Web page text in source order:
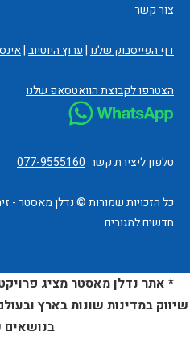
צור קשר
דף הפייסבוק שלנו|ערוץ היוטיוב|
הצטרפו לקבוצת הוואטסאפ שלנו
טלפון ליצירת קשר:077-9555160
כל הזכויות שמורות © נדלן מאסטר -
חדשים למגורים.
* אתר נדלן מאסטר מציג
שיווק במדינות שונות בארץ
בנושאים